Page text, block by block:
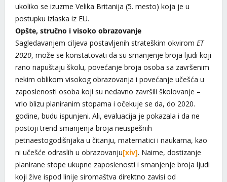
ukoliko se izuzme Velika Britanija (5. mesto) koja je u
postupku izlaska iz EU.
Opšte, stručno i visoko obrazovanje
Sagledavanjem ciljeva postavljenih strateškim okvirom ET
2020, može se konstatovati da su smanjenje broja ljudi koji
rano napuštaju školu, povećanje broja osoba sa završenim
nekim oblikom visokog obrazovanja i povećanje učešća u
zaposlenosti osoba koji su nedavno završili školovanje –
vrlo blizu planiranim stopama i očekuje se da, do 2020.
godine, budu ispunjeni. Ali, evaluacija je pokazala i da ne
postoji trend smanjenja broja neuspešnih
petnaestogodišnjaka u čitanju, matematici i naukama, kao
ni učešće odraslih u obrazovanju[xiv]. Naime, dostizanje
planirane stope ukupne zaposlenosti i smanjenje broja ljudi
koji žive ispod linije siromaštva direktno zavisi od